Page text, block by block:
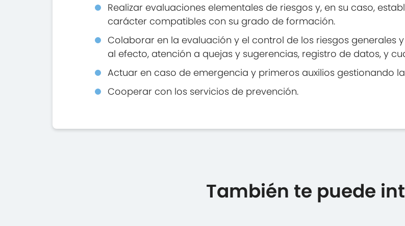
Realizar evaluaciones elementales de riesgos y, en su caso,
carácter compatibles con su grado de formación.
Colaborar en la evaluación y el control de los riesgos generales
al efecto, atención a quejas y sugerencias, registro de datos, y
Actuar en caso de emergencia y primeros auxilios gestionando
Cooperar con los servicios de prevención.
También te puede